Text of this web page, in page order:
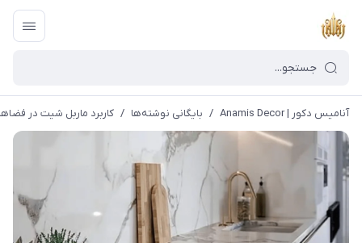
آنامیس دکور | Anamis Decor / بایگانی نوشته‌ها / کاربرد ماربل شیت در